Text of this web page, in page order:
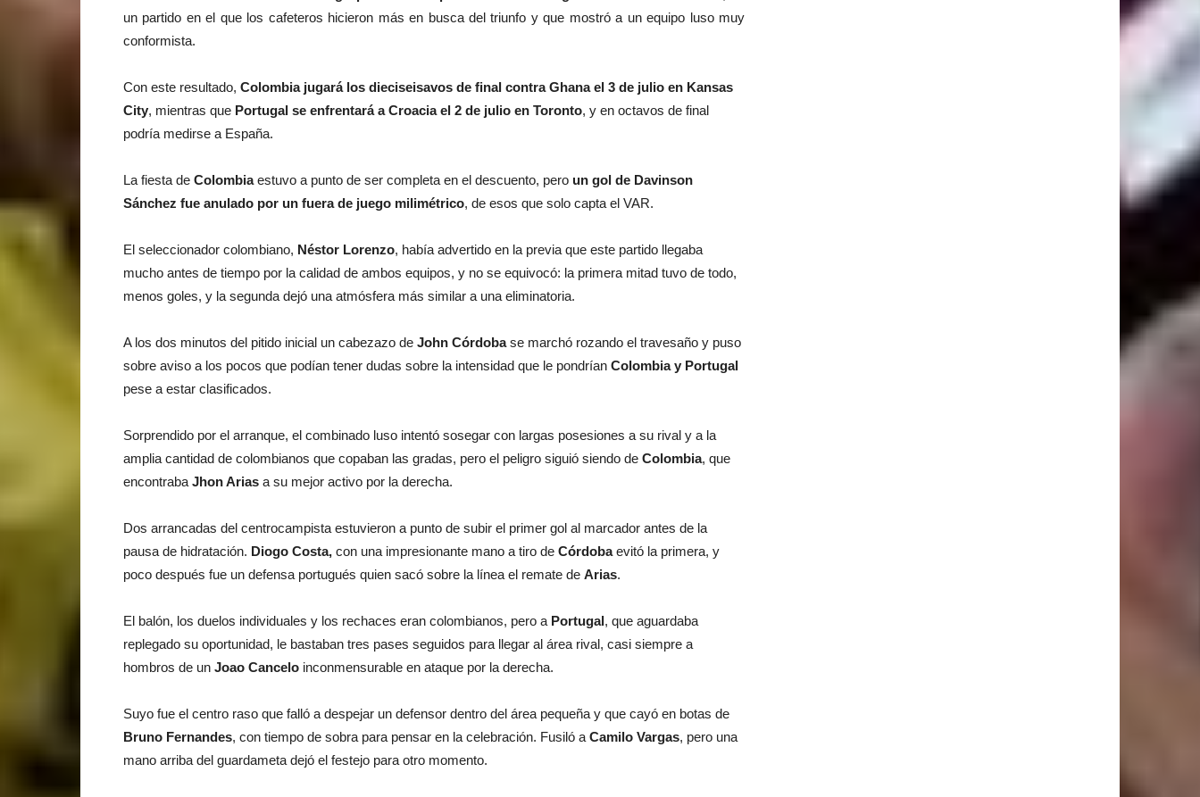
un partido en el que los cafeteros hicieron más en busca del triunfo y que mostró a un equipo luso muy
conformista.
Con este resultado, Colombia jugará los dieciseisavos de final contra Ghana el 3 de julio en Kansas
City, mientras que Portugal se enfrentará a Croacia el 2 de julio en Toronto, y en octavos de final
podría medirse a España.
La fiesta de Colombiaestuvo a punto de ser completa en el descuento, pero un gol de Davinson
Sánchez fue anulado por un fuera de juego milimétrico, de esos que solo capta el VAR.
El seleccionador colombiano, Néstor Lorenzo, había advertido en la previa que este partido llegaba
mucho antes de tiempo por la calidad de ambos equipos, y no se equivocó: la primera mitad tuvo de todo,
menos goles, y la segunda dejó una atmósfera más similar a una eliminatoria.
A los dos minutos del pitido inicial un cabezazo de John Córdobase marchó rozando el travesaño y puso
sobre aviso a los pocos que podían tener dudas sobre la intensidad que le pondrían Colombia y Portugal
pese a estar clasificados.
Sorprendido por el arranque, el combinado luso intentó sosegar con largas posesiones a su rival y a la
amplia cantidad de colombianos que copaban las gradas, pero el peligro siguió siendo de Colombia, que
encontraba Jhon Arias a su mejor activo por la derecha.
Dos arrancadas del centrocampista estuvieron a punto de subir el primer gol al marcador antes de la
pausa de hidratación. Diogo Costa, con una impresionante mano a tiro de Córdobaevitó la primera, y
poco después fue un defensa portugués quien sacó sobre la línea el remate de Arias.
El balón, los duelos individuales y los rechaces eran colombianos, pero a Portugal, que aguardaba
replegado su oportunidad, le bastaban tres pases seguidos para llegar al área rival, casi siempre a
hombros de un Joao Cancelo inconmensurable en ataque por la derecha.
Suyo fue el centro raso que falló a despejar un defensor dentro del área pequeña y que cayó en botas de
Bruno Fernandes, con tiempo de sobra para pensar en la celebración. Fusiló a Camilo Vargas, pero una
mano arriba del guardameta dejó el festejo para otro momento.